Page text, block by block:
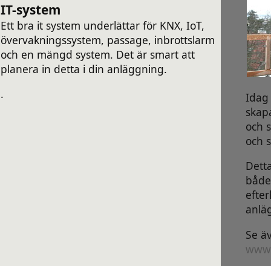
IT-system
Ett bra it system underlättar för KNX, IoT,
övervakningssystem, passage, inbrottslarm
och en mängd system. Det är smart att
planera in detta i din anläggning.
.
Idag
och
och
Se